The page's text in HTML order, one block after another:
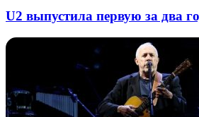
U2 выпустила первую за два